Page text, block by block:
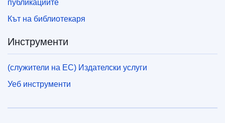
публикациите
Кът на библиотекаря
Инструменти
(служители на ЕС) Издателски услуги
Уеб инструменти